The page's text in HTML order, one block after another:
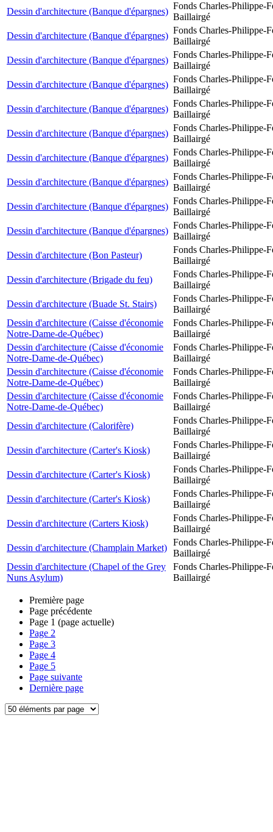
Dessin d'architecture (Banque d'épargnes)
Fonds Charles-Philippe-
Baillairgé
Dessin d'architecture (Banque d'épargnes)
Fonds Charles-Philippe-
Baillairgé
Dessin d'architecture (Banque d'épargnes)
Fonds Charles-Philippe-
Baillairgé
Dessin d'architecture (Banque d'épargnes)
Fonds Charles-Philippe-
Baillairgé
Dessin d'architecture (Banque d'épargnes)
Fonds Charles-Philippe-
Baillairgé
Dessin d'architecture (Banque d'épargnes)
Fonds Charles-Philippe-
Baillairgé
Dessin d'architecture (Banque d'épargnes)
Fonds Charles-Philippe-
Baillairgé
Dessin d'architecture (Banque d'épargnes)
Fonds Charles-Philippe-
Baillairgé
Dessin d'architecture (Banque d'épargnes)
Fonds Charles-Philippe-
Baillairgé
Dessin d'architecture (Banque d'épargnes)
Fonds Charles-Philippe-
Baillairgé
Dessin d'architecture (Bon Pasteur)
Fonds Charles-Philippe-
Baillairgé
Dessin d'architecture (Brigade du feu)
Fonds Charles-Philippe-
Baillairgé
Dessin d'architecture (Buade St. Stairs)
Fonds Charles-Philippe-
Baillairgé
Dessin d'architecture (Caisse d'économie
Notre-Dame-de-Québec)
Fonds Charles-Philippe-
Baillairgé
Dessin d'architecture (Caisse d'économie
Notre-Dame-de-Québec)
Fonds Charles-Philippe-
Baillairgé
Dessin d'architecture (Caisse d'économie
Notre-Dame-de-Québec)
Fonds Charles-Philippe-
Baillairgé
Dessin d'architecture (Caisse d'économie
Notre-Dame-de-Québec)
Fonds Charles-Philippe-
Baillairgé
Dessin d'architecture (Calorifère)
Fonds Charles-Philippe-
Baillairgé
Dessin d'architecture (Carter's Kiosk)
Fonds Charles-Philippe-
Baillairgé
Dessin d'architecture (Carter's Kiosk)
Fonds Charles-Philippe-
Baillairgé
Dessin d'architecture (Carter's Kiosk)
Fonds Charles-Philippe-
Baillairgé
Dessin d'architecture (Carters Kiosk)
Fonds Charles-Philippe-
Baillairgé
Dessin d'architecture (Champlain Market)
Fonds Charles-Philippe-
Baillairgé
Dessin d'architecture (Chapel of the Grey
Nuns Asylum)
Fonds Charles-Philippe-
Baillairgé
Première page
Page précédente
Page 1 (page actuelle)
Page 2
Page 3
Page 4
Page 5
Page suivante
Dernière page